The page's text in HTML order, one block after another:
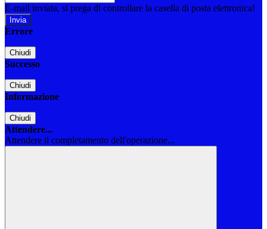
E-mail inviata, si prega di controllare la casella di posta elettronica!
Errore
Chiudi
Successo
Chiudi
Informazione
Chiudi
Attendere...
Attendere il completamento dell'operazione...